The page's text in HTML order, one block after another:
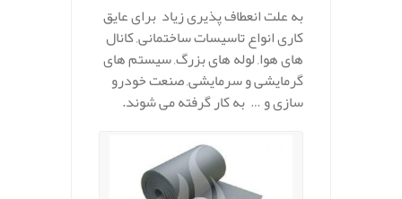
به علت انعطاف پذیری زیاد برای عایق
کاری انواع تاسیسات ساختمانی, کانال
های هوا, لوله های بزرگ, سیستم های
گرمایشی و سرمایشی, صنعت خودرو
سازی و … به کار گرفته می شوند.